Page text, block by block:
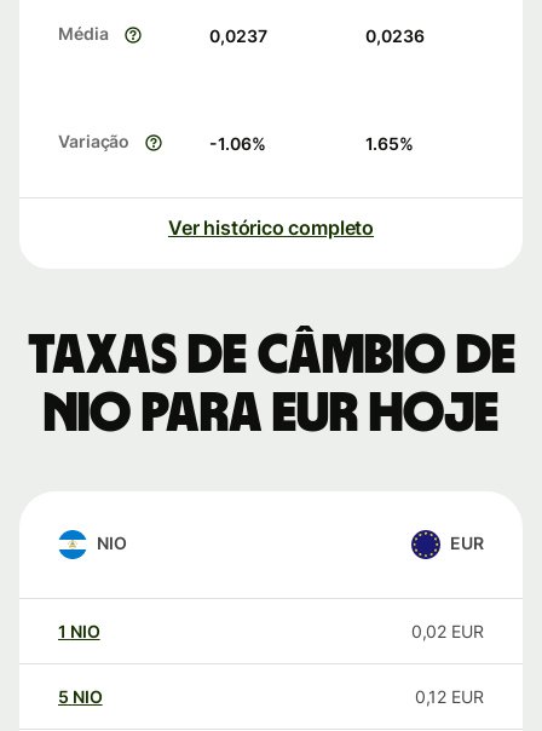
Média 0,0237 0,0236
Variação -1.06% 1.65%
Ver histórico completo
Taxas de câmbio de
NIO para EUR hoje
NIO EUR
1 NIO 0,02 EUR
5 NIO 0,12 EUR